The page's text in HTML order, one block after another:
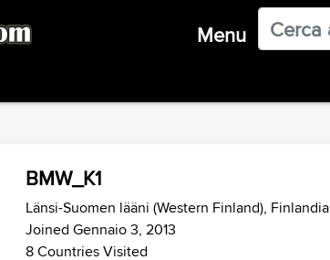
Menu
BMW_K1
Länsi-Suomen lääni (Western Finland), Finlandia
Joined Gennaio 3, 2013
8 Countries Visited